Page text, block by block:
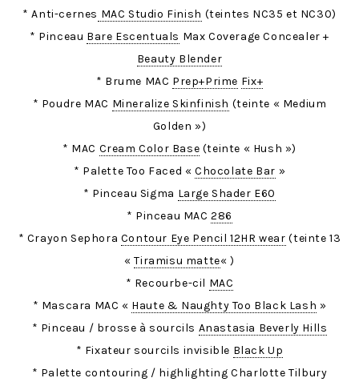
* Anti-cernes MAC Studio Finish (teintes NC35 et NC30)
* Pinceau Bare Escentuals Max Coverage Concealer +
Beauty Blender
* Brume MAC Prep+Prime Fix+
* Poudre MAC Mineralize Skinfinish (teinte « Medium
Golden »)
* MAC Cream Color Base (teinte « Hush »)
* Palette Too Faced «Chocolate Bar »
* Pinceau Sigma Large Shader E60
* Pinceau MAC286
* Crayon Sephora Contour Eye Pencil 12HR wear (teinte 13
«Tiramisu matte« )
* Recourbe-cil MAC
* Mascara MAC « Haute & Naughty Too Black Lash »
* Pinceau / brosse à sourcils Anastasia Beverly Hills
* Fixateur sourcils invisible Black Up
* Palette contouring / highlighting Charlotte Tilbury